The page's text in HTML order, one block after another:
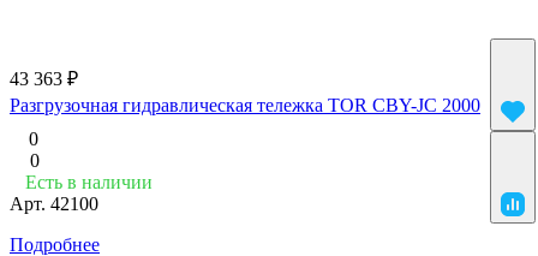
43 363 ₽
Разгрузочная гидравлическая тележка TOR CBY-JC 2000
0
0
Есть в наличии
Арт. 42100
Подробнее